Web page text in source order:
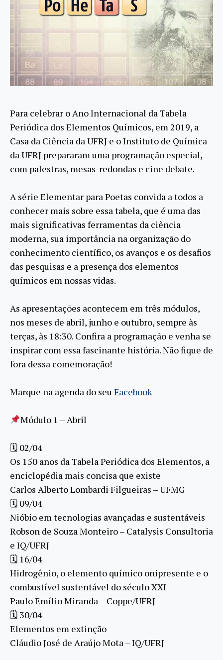
Para celebrar o Ano Internacional da Tabela
Periódica dos Elementos Químicos, em 2019, a
Casa da Ciência da UFRJ e o Instituto de Química
da UFRJ prepararam uma programação especial,
com palestras, mesas-redondas e cine debate.
A série Elementar para Poetas convida a todos a
conhecer mais sobre essa tabela, que é uma das
mais significativas ferramentas da ciência
moderna, sua importância na organização do
conhecimento científico, os avanços e os desafios
das pesquisas e a presença dos elementos
químicos em nossas vidas.
As apresentações acontecem em três módulos,
nos meses de abril, junho e outubro, sempre às
terças, às 18:30. Confira a programação e venha se
inspirar com essa fascinante história. Não fique de
fora dessa comemoração!
Marque na agenda do seu Facebook
Módulo 1 – Abril
🗓 02/04
Os 150 anos da Tabela Periódica dos Elementos, a
enciclopédia mais concisa que existe
Carlos Alberto Lombardi Filgueiras – UFMG
🗓 09/04
Nióbio em tecnologias avançadas e sustentáveis
Robson de Souza Monteiro – Catalysis Consultoria
e IQ/UFRJ
🗓 16/04
Hidrogênio, o elemento químico onipresente e o
combustível sustentável do século XXI
Paulo Emílio Miranda – Coppe/UFRJ
🗓 30/04
Elementos em extinção
Cláudio José de Araújo Mota – IQ/UFRJ